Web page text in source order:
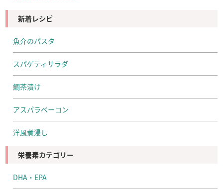
新着レシピ
魚介のパスタ
スパゲティサラダ
鯛茶漬け
アスパラベーコン
洋風煮浸し
栄養素カテゴリー
DHA・EPA